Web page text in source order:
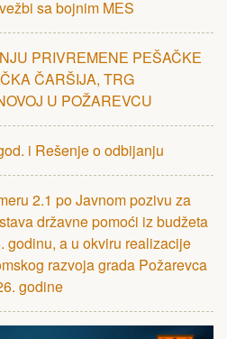
sa bojnim MЕS
PRIVRЕMЕNЕ PЕŠAČKЕ
ČARŠIJA, TRG
U POŽARЕVCU
i Rešenje o odbijanju
2.1 po Javnom pozivu za
državne pomoći iz budžeta
godinu, a u okviru realizacije
razvoja grada Požarevca
godine